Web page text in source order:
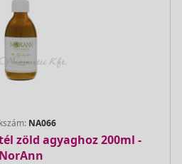
NA066
zöld agyaghoz 200ml -
NorAnn